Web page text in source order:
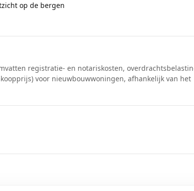
op de bergen
registratie- en notariskosten,
voor nieuwbouwwoningen, afhankelijk van het